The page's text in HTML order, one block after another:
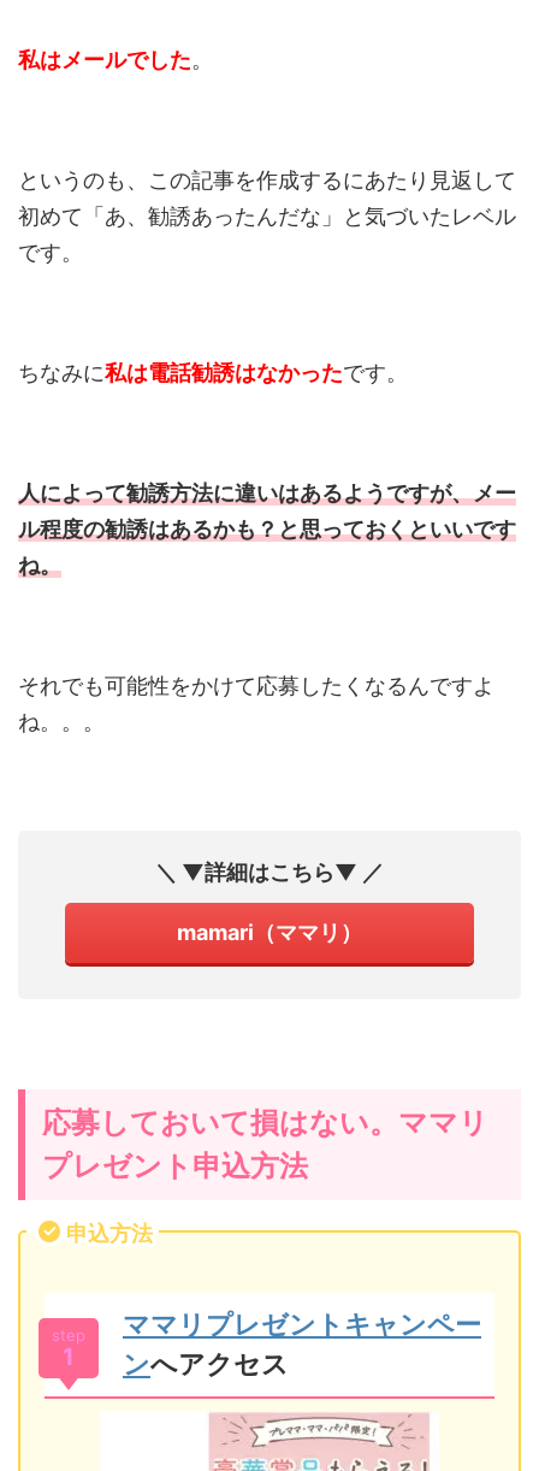
私はメールでした。
というのも、この記事を作成するにあたり見返して
初めて「あ、勧誘あったんだな」と気づいたレベル
です。
ちなみに私は電話勧誘はなかったです。
人によって勧誘方法に違いはあるようですが、メー
ル程度の勧誘はあるかも？と思っておくといいです
ね。
それでも可能性をかけて応募したくなるんですよ
ね。。。
＼ ▼詳細はこちら▼ ／
mamari（ママリ）
応募しておいて損はない。ママリ
プレゼント申込方法
申込方法
step
1
ママリプレゼントキャンペー
ンへアクセス